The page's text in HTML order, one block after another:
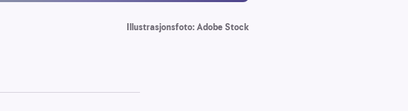
Illustrasjonsfoto: Adobe Stock